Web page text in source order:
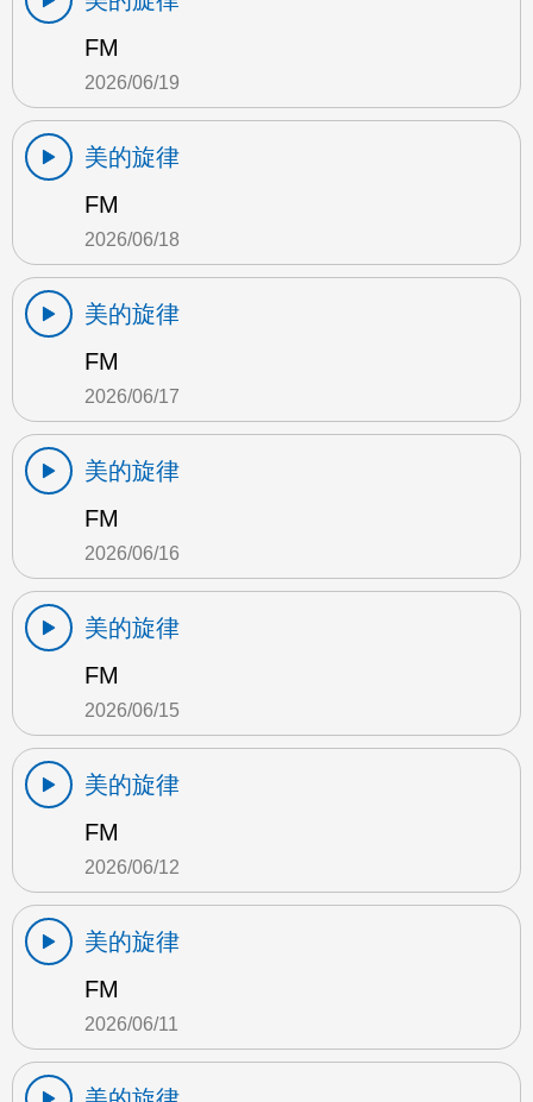
FM
2026/06/19
美的旋律
FM
2026/06/18
美的旋律
FM
2026/06/17
美的旋律
FM
2026/06/16
美的旋律
FM
2026/06/15
美的旋律
FM
2026/06/12
美的旋律
FM
2026/06/11